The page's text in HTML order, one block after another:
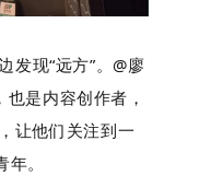
发现“远方”。@廖
是内容创作者，
让他们关注到一
。